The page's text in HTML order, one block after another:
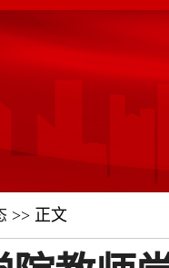
>> 正文